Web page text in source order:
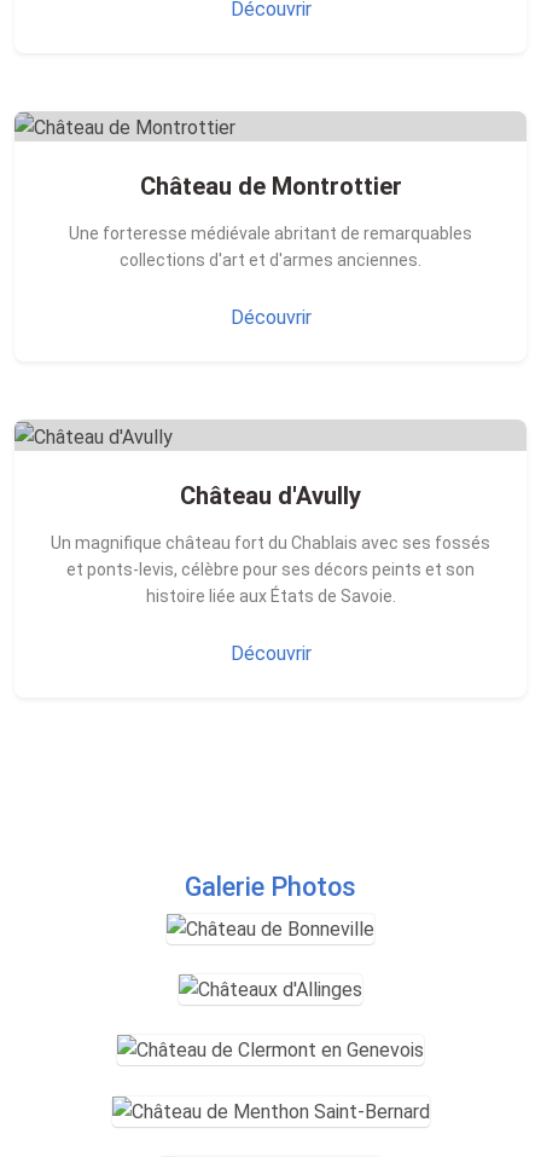
Découvrir
Château de Montrottier
Une forteresse médiévale abritant de remarquables
collections d'art et d'armes anciennes.
Découvrir
Château d'Avully
Un magnifique château fort du Chablais avec ses fossés
et ponts-levis, célèbre pour ses décors peints et son
histoire liée aux États de Savoie.
Découvrir
Galerie Photos